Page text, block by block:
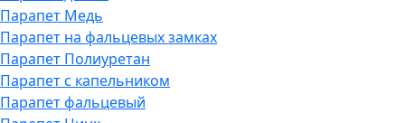
Парапет Медь
Парапет на фальцевых замках
Парапет Полиуретан
Парапет с капельником
Парапет фальцевый